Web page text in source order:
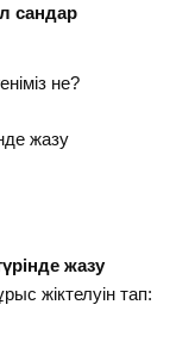
сандар
не?
жазу
жазу
жіктелуін тап: